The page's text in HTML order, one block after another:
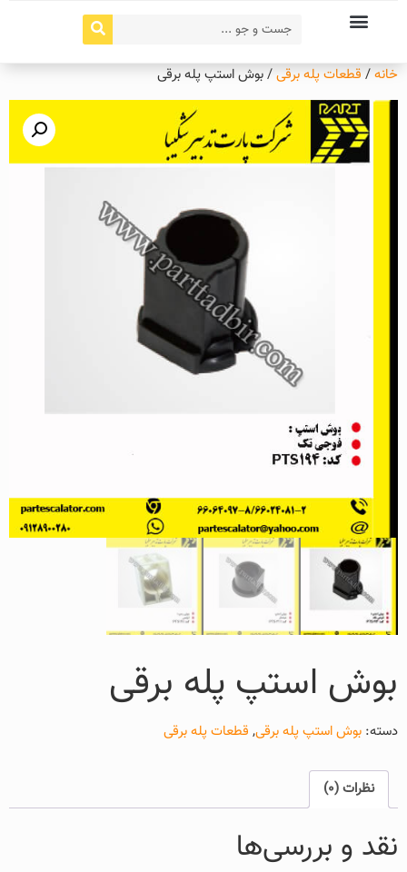
خانه/ قطعات پله برقی/ بوش استپ پله برقی
بوش استپ پله برقی
دسته: بوش استپ پله برقی, قطعات پله برقی
نظرات (0)
نقد و بررسی‌ها